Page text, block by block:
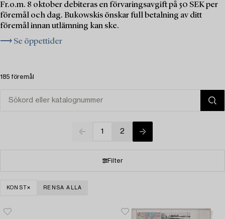
Fr.o.m. 8 oktober debiteras en förvaringsavgift på 50 SEK per
föremål och dag. Bukowskis önskar full betalning av ditt
föremål innan utlämning kan ske.
⟶ Se öppettider
185 föremål
1 2
Filter
KONST RENSA ALLA